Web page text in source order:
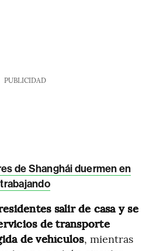
PUBLICIDAD
de Shanghái duermen en
salir de casa y se
de transporte
de vehículos, mientras